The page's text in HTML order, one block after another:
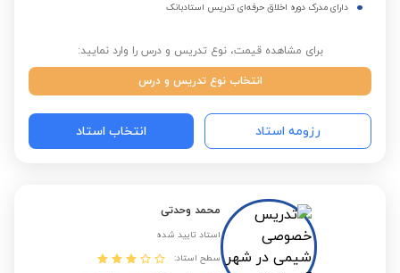
دارای مدرک دوره اخلاق حرفه‌ای تدریس استادبانک
برای مشاهده قیمت، نوع تدریس و درس را وارد نمایید:
انتخاب نوع تدریس و درس
رزومه استاد انتخاب استاد
محمد وحدتی
استاد تایید شده
سطح استاد: